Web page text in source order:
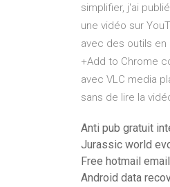
simplifier, j'ai
une vidéo sur
avec des outils en
+Add to Chrome
avec VLC media
sans de lire la
Anti pub gratuit
Jurassic world
Free hotmail
Android data